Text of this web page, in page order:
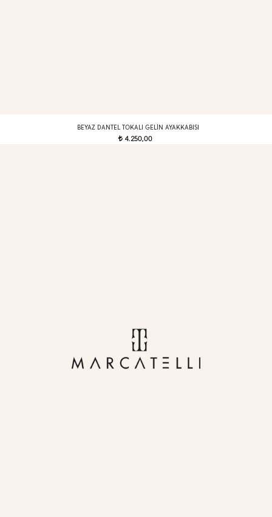
BEYAZ DANTEL TOKALI GELIN AYAKKABISI
t 4.250,00